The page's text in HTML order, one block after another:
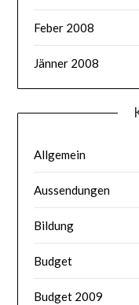
Feber 2008
Jänner 2008
Allgemein
Aussendungen
Bildung
Budget
Budget 2009